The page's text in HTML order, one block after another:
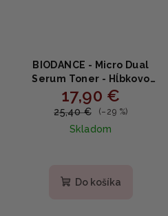
BIODANCE - Micro Dual
Serum Toner - Hĺbkovo
hydratačný toner na pleť
150ml
17,90 €
25,40 € (–29 %)
Skladom
produktu
Do košíka